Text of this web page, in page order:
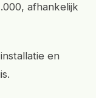
afhankelijk
en